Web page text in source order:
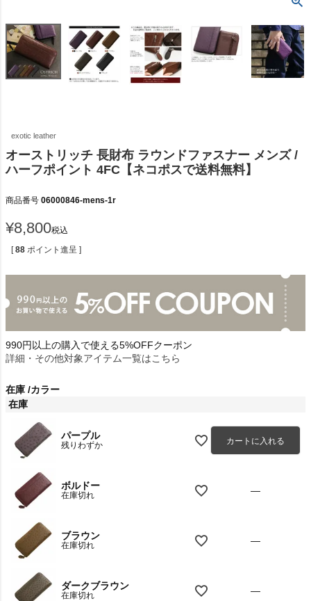
exotic leather
オーストリッチ 長財布 ラウンドファスナー メンズ /
ハーフポイント 4FC【ネコポスで送料無料】
商品番号 06000846-mens-1r
¥8,800税込
[ 88 ポイント進呈 ]
990円以上の購入で使える5%OFFクーポン
詳細・その他対象アイテム一覧はこちら
在庫 カラー
在庫
パープル
残りわずか カートに入れる
ボルドー
在庫切れ —
ブラウン
在庫切れ —
ダークブラウン
在庫切れ —